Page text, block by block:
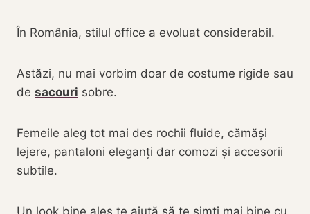
În România, stilul office a evoluat considerabil.
Astăzi, nu mai vorbim doar de costume rigide sau
de sacouri sobre.
Femeile aleg tot mai des rochii fluide, cămăși
lejere, pantaloni eleganți dar comozi și accesorii
subtile.